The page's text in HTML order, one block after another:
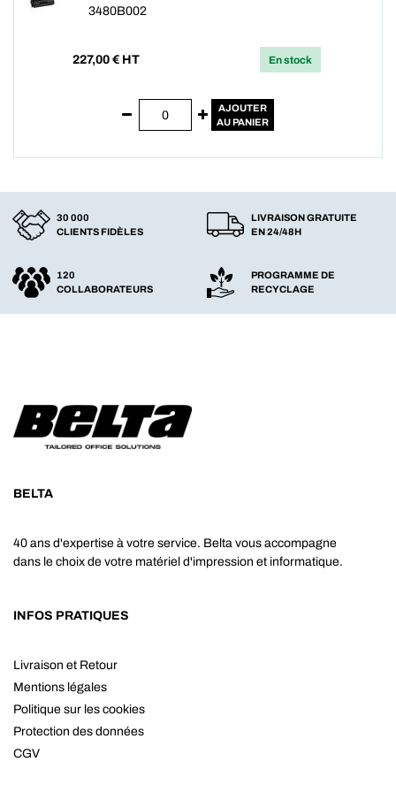
3480B002
227,00 € HT En stock
AJOUTER
AU PANIER
30 000
CLIENTS FIDÈLES
LIVRAISON GRATUITE
EN 24/48H
120
COLLABORATEURS
PROGRAMME DE
RECYCLAGE
BELTA
40 ans d'expertise à votre service. Belta vous accompagne
dans le choix de votre matériel d'impression et informatique.
INFOS PRATIQUES
Livraison et Retour
Mentions légales
Politique sur les cookies
Protection des données
CGV